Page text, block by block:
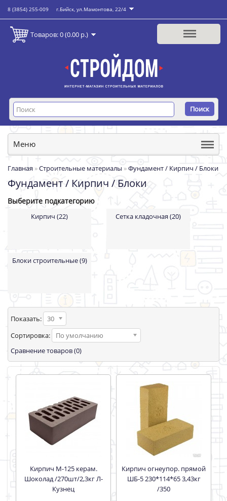
8 (3854) 255-009 г.Бийск, ул.Мамонтова, 22/4
Товаров: 0 (0.00 р.)
Поиск
Меню
Главная »Строительные материалы »Фундамент / Кирпич / Блоки
Фундамент / Кирпич / Блоки
Выберите подкатегорию
Кирпич (22) Сетка кладочная (20)
Блоки строительные (9)
Показать:
30
Сортировка:
По умолчанию
Сравнение товаров (0)
Кирпич М-125 керам.
Шоколад /270шт/2,3кг Л-
Кузнец
Кирпич огнеупор. прямой
ШБ-5 230*114*65 3,43кг
/350